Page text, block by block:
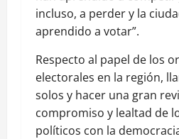
incluso, a perder y la
aprendido a votar”.
Respecto al papel de los
electorales en la región,
solos y hacer una gran
compromiso y lealtad de
políticos con la